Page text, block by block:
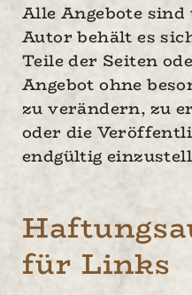
Alle Angebote
Autor behält es
Teile der Seiten
Angebot ohne
zu verändern, zu
oder die
endgültig
für Links